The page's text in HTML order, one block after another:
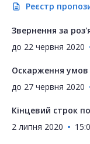
description Реєстр
Звернення за
до 22 червня 2020
Оскарження умов
до 27 червня 2020
Кінцевий строк
2 липня 2020